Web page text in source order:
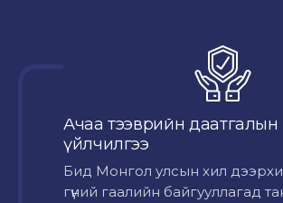
Ачаа тээврийн даатгалын
үйлчилгээ
Бид Монгол улсын хил
гүний гаалийн байгууллагад